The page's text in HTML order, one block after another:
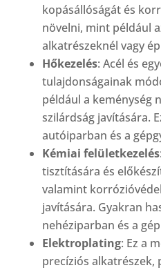
kopásállóságát és
növelni, mint például
alkatrészeknél vagy
Hőkezelés: Acél és
tulajdonságainak
például a keménység
szilárdság javítására.
autóiparban és a
Kémiai felületkezelés
tisztítására és
valamint
javítására. Gyakran
nehéziparban és a
Elektroplating: Ez a
precíziós alkatrészek,